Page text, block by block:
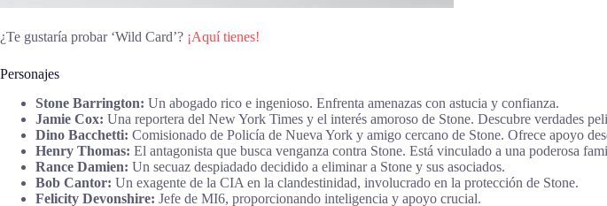
¿Te gustaría probar ‘Wild Card’? ¡Aquí tienes!
Personajes
Stone Barrington: Un abogado rico e ingenioso. Enfrenta amenazas con astucia y confianza.
Jamie Cox: Una reportera del New York Times y el interés amoroso de Stone. Descubre verdades
Dino Bacchetti: Comisionado de Policía de Nueva York y amigo cercano de Stone. Ofrece apoyo
Henry Thomas: El antagonista que busca venganza contra Stone. Está vinculado a una poderosa
Rance Damien: Un secuaz despiadado decidido a eliminar a Stone y sus asociados.
Bob Cantor: Un exagente de la CIA en la clandestinidad, involucrado en la protección de Stone.
Felicity Devonshire: Jefe de MI6, proporcionando inteligencia y apoyo crucial.